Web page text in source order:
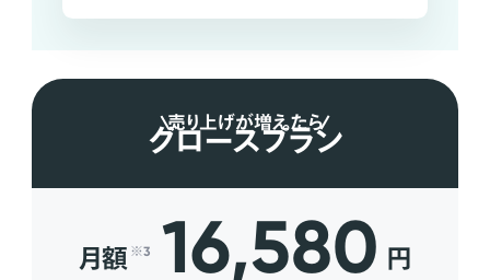
売り上げが増えたら
グロースプラン
月額 ※3 16,580 円